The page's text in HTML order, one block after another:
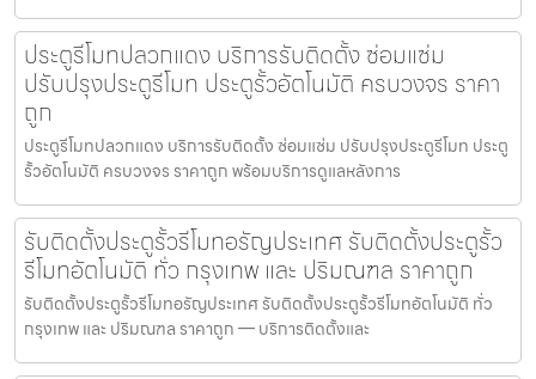
ประตูรีโมทปลวกแดง บริการรับติดตั้ง ซ่อมแซ่ม
ปรับปรุงประตูรีโมท ประตูรั้วอัตโนมัติ ครบวงจร ราคา
ถูก
ประตูรีโมทปลวกแดง บริการรับติดตั้ง ซ่อมแซ่ม ปรับปรุงประตูรีโมท ประตู
รั้วอัตโนมัติ ครบวงจร ราคาถูก พร้อมบริการดูแลหลังการ
รับติดตั้งประตูรั้วรีโมทอรัญประเทศ รับติดตั้งประตูรั้ว
รีโมทอัตโนมัติ ทั่ว กรุงเทพ และ ปริมณฑล ราคาถูก
รับติดตั้งประตูรั้วรีโมทอรัญประเทศ รับติดตั้งประตูรั้วรีโมทอัตโนมัติ ทั่ว
กรุงเทพ และ ปริมณฑล ราคาถูก — บริการติดตั้งและ